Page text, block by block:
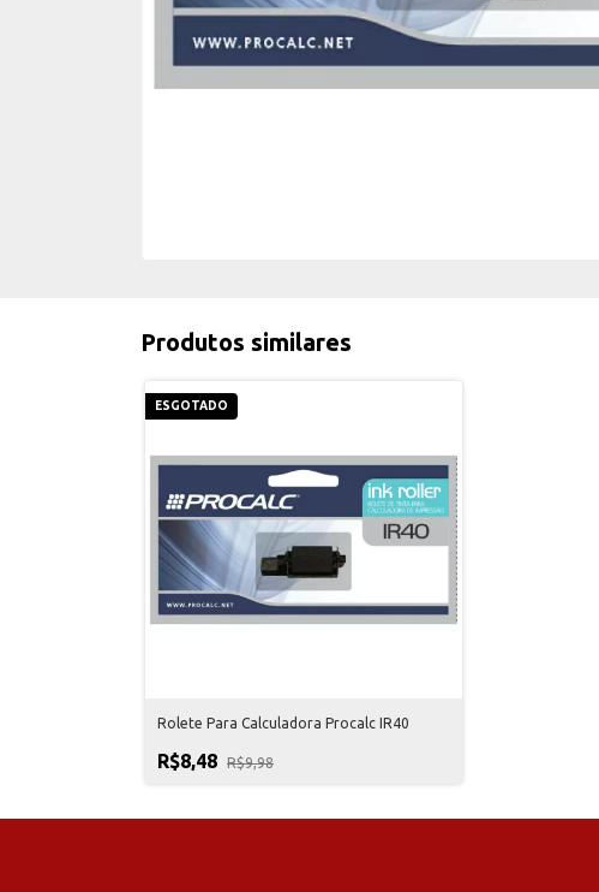
Produtos similares
ESGOTADO
Rolete Para Calculadora Procalc IR40
R$8,48 R$9,98